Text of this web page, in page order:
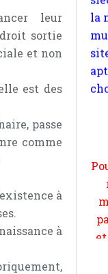
leur
sortie
et non
est des
passe
comme
à
à